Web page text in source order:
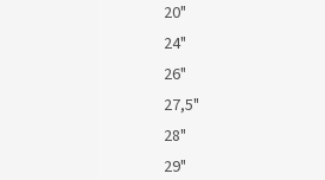
20"
24"
26"
27,5"
28"
29"